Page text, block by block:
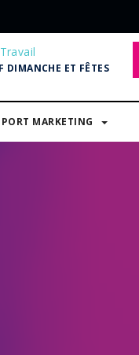
DIMANCHE ET FÊTES
MARKETING